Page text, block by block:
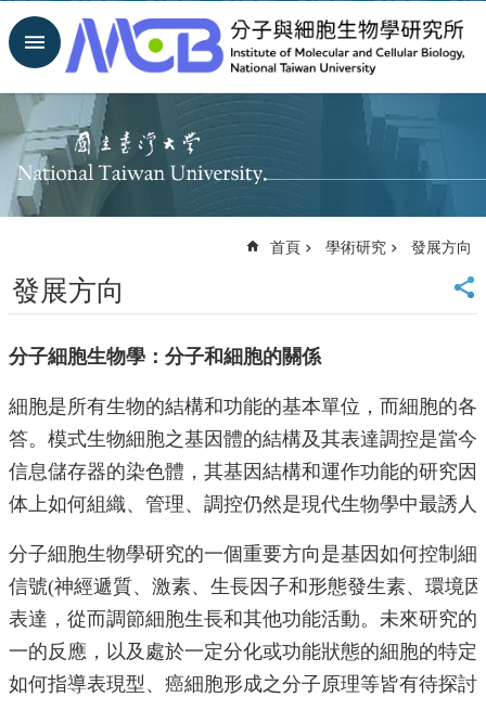
跳到主要內容區塊
進
搜
尋
回
首
頁
頁
站
導
覽
聯
絡
資
訊
English
本
所
介
紹
資
首頁 學術研究 發展方向
發展方向
分子細胞生物學：分子和細胞的關係
細胞是所有生物的結構和功能的基本單位，而細胞的
答。模式生物細胞之基因體的結構及其表達調控是當
信息儲存器的染色體，其基因結構和運作功能的研究
体上如何組織、管理、調控仍然是現代生物學中最誘人
分子細胞生物學研究的一個重要方向是基因如何控制
信號(神經遞質、激素、生長因子和形態發生素、環境
表達，從而調節細胞生長和其他功能活動。未來研究
一的反應，以及處於一定分化或功能狀態的細胞的特
如何指導表現型、癌細胞形成之分子原理等皆有待探討